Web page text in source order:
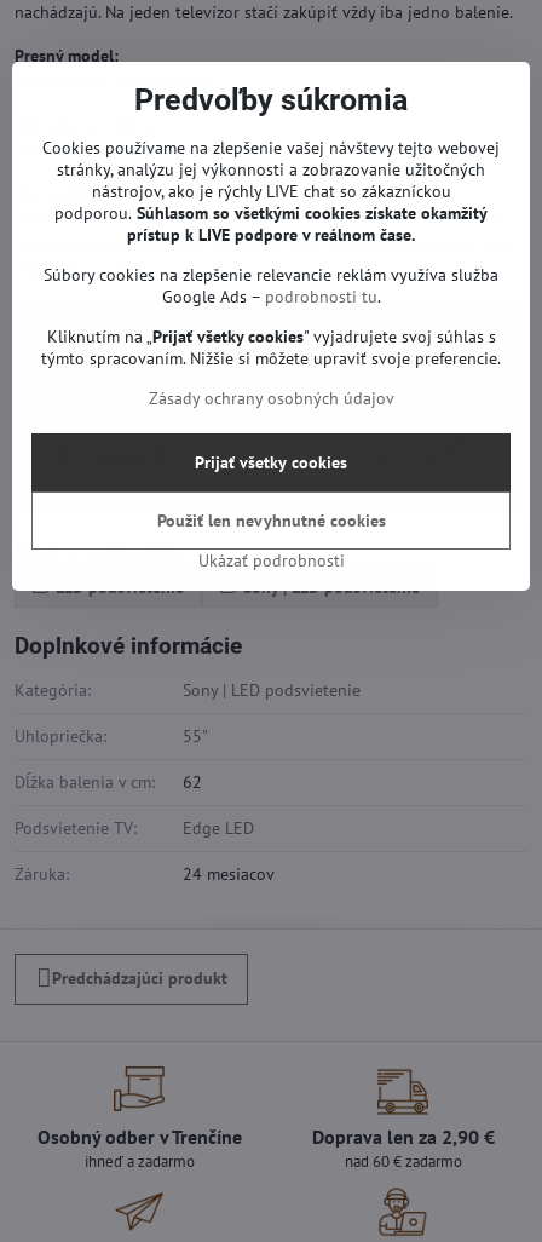
nachádzajú. Na jeden televízor stačí zakúpiť vždy iba jedno balenie.
Presný model:
Podsvietenie TV so zárukou.
Pre modely:
Sony KD-55X8500A, Sony KD-55X9005A, Sony XBR-55X850A, Sony
XBR-55X9000A, Sony XBR-55X905A, Sony XBR-65X850A, Sony XBR-
65X900A a iné.
Viac z kategórie
LED podsvietenie Sony | LED podsvietenie
Doplnkové informácie
Kategória: Sony | LED podsvietenie
Uhlopriečka: 55"
Dĺžka balenia v cm: 62
Podsvietenie TV: Edge LED
Záruka: 24 mesiacov
Predchádzajúci produkt
Osobný odber v Trenčíne
ihneď a zadarmo
Doprava len za 2,90 €
nad 60 € zadarmo
Predvoľby súkromia
Cookies používame na zlepšenie vašej návštevy tejto webovej
stránky, analýzu jej výkonnosti a zobrazovanie užitočných
nástrojov, ako je rýchly LIVE chat so zákazníckou
podporou. Súhlasom so všetkými cookies získate okamžitý
prístup k LIVE podpore v reálnom čase.
Súbory cookies na zlepšenie relevancie reklám využíva služba
Google Ads – podrobnosti tu.
Kliknutím na „Prijať všetky cookies" vyjadrujete svoj súhlas s
týmto spracovaním. Nižšie si môžete upraviť svoje preferencie.
Zásady ochrany osobných údajov
Ukázať podrobnosti
Prijať všetky cookies
Použiť len nevyhnutné cookies